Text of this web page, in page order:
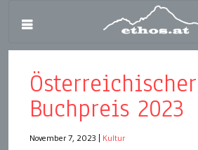
Österreichischer
Buchpreis 2023
November 7, 2023 Kultur